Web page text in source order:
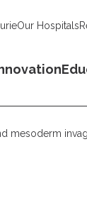
Our Hospitals
mesoderm